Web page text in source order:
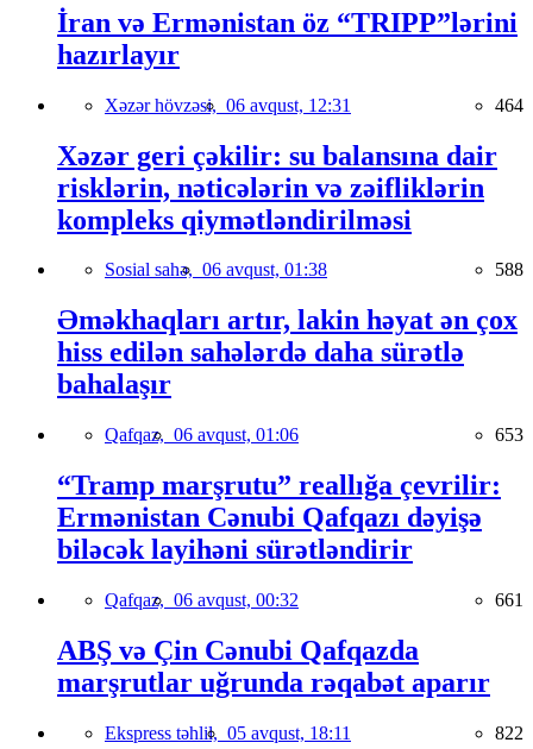
İran və Ermənistan öz “TRIPP”lərini
hazırlayır
Xəzər hövzəsi, 06 avqust, 12:31 464
Xəzər geri çəkilir: su balansına dair
risklərin, nəticələrin və zəifliklərin
kompleks qiymətləndirilməsi
Sosial sahə, 06 avqust, 01:38 588
Əməkhaqları artır, lakin həyat ən çox
hiss edilən sahələrdə daha sürətlə
bahalaşır
Qafqaz, 06 avqust, 01:06 653
“Tramp marşrutu” reallığa çevrilir:
Ermənistan Cənubi Qafqazı dəyişə
biləcək layihəni sürətləndirir
Qafqaz, 06 avqust, 00:32 661
ABŞ və Çin Cənubi Qafqazda
marşrutlar uğrunda rəqabət aparır
Ekspress təhlil, 05 avqust, 18:11 822